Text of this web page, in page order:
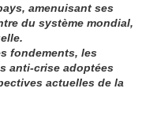
amenuisant ses
du système mondial,
fondements, les
anti-crise adoptées
actuelles de la